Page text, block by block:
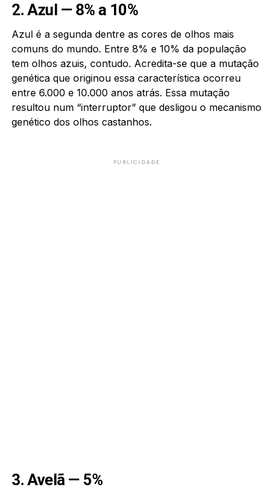
2. Azul — 8% a 10%
Azul é a segunda dentre as cores de olhos mais
comuns do mundo. Entre 8% e 10% da população
tem olhos azuis, contudo. Acredita-se que a mutação
genética que originou essa característica ocorreu
entre 6.000 e 10.000 anos atrás. Essa mutação
resultou num “interruptor” que desligou o mecanismo
genético dos olhos castanhos.
PUBLICIDADE
3. Avelã — 5%